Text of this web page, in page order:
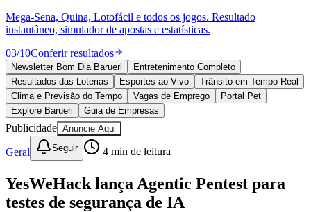
Política
Esportes
Saúde
Segurança
Cultura
Meio Ambiente
Obras
Educação
Bairros de Barueri
Selecione sua região Para notícias da sua região
Mega-Sena, Quina, Lotofácil e todos os jogos. Resultado
instantâneo, simulador de apostas e estatísticas.
03/10Conferir resultados
Newsletter Bom Dia Barueri
Entretenimento Completo
Resultados das Loterias
Esportes ao Vivo
Trânsito em Tempo Real
Clima e Previsão do Tempo
Vagas de Emprego
Portal Pet
Explore Barueri
Guia de Empresas
Publicidade Anuncie Aqui
Geral Seguir 4 min de leitura
YesWeHack lança Agentic Pentest para
testes de segurança de IA